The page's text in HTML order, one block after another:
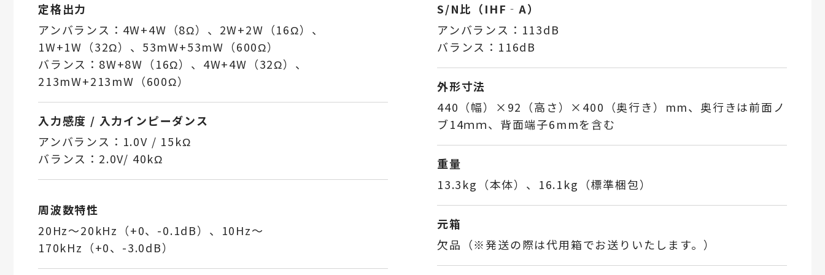
定格出力
アンバランス：4W+4W（8Ω）、2W+2W（16Ω）、
1W+1W（32Ω）、53mW+53mW（600Ω）
バランス：8W+8W（16Ω）、4W+4W（32Ω）、
213mW+213mW（600Ω）
入力感度 / 入力インピーダンス
アンバランス：1.0V / 15kΩ
バランス：2.0V/ 40kΩ
周波数特性
20Hz〜20kHz（+0、-0.1dB）、10Hz〜
170kHz（+0、-3.0dB）
S/N比（IHF‐A）
アンバランス：113dB
バランス：116dB
外形寸法
440（幅）×92（高さ）×400（奥行き）mm、奥行きは前面ノ
ブ14ｍｍ、背面端子6mmを含む
重量
13.3kg（本体）、16.1kg（標準梱包）
元箱
欠品（※発送の際は代用箱でお送りいたします。）